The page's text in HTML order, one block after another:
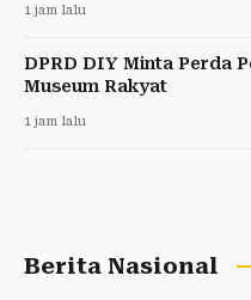
1 jam lalu
DPRD DIY Minta Perda
Museum Rakyat
1 jam lalu
Berita Nasional